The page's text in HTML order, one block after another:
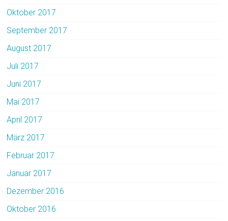
Oktober 2017
September 2017
August 2017
Juli 2017
Juni 2017
Mai 2017
April 2017
März 2017
Februar 2017
Januar 2017
Dezember 2016
Oktober 2016